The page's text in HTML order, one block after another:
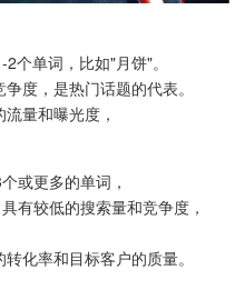
个单词，比如"月饼"。
度，是热门话题的代表。
量和曝光度，
或更多的单词，
有较低的搜索量和竞争度，
化率和目标客户的质量。